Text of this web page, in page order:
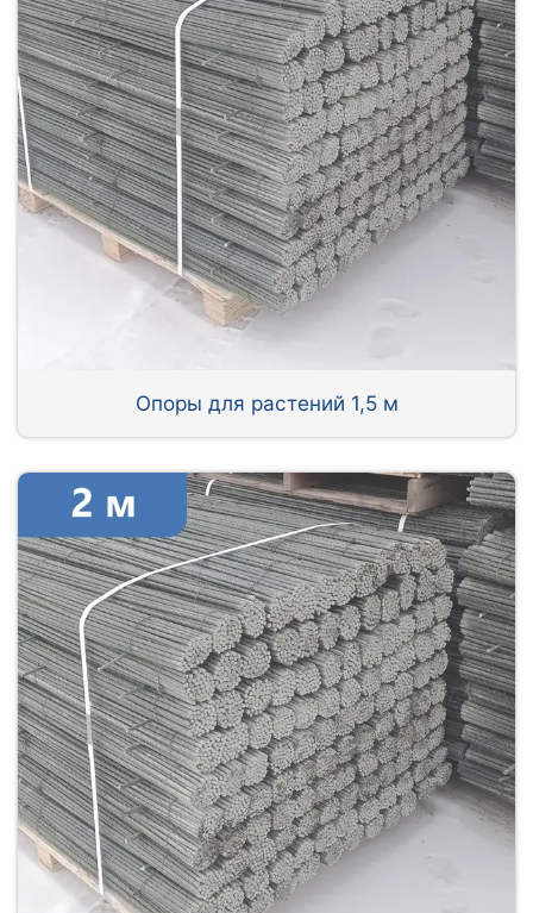
Опоры для растений 1,5 м